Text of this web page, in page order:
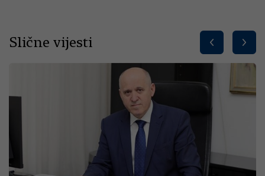
Slične vijesti